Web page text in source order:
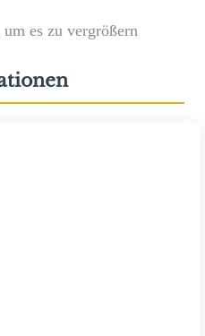
es zu vergrößern